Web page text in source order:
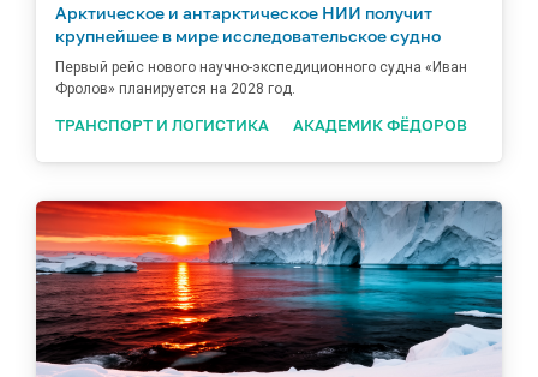
Арктическое и антарктическое НИИ получит
крупнейшее в мире исследовательское судно
Первый рейс нового научно-экспедиционного судна «Иван
Фролов» планируется на 2028 год.
ТРАНСПОРТ И ЛОГИСТИКА АКАДЕМИК ФЁДОРОВ